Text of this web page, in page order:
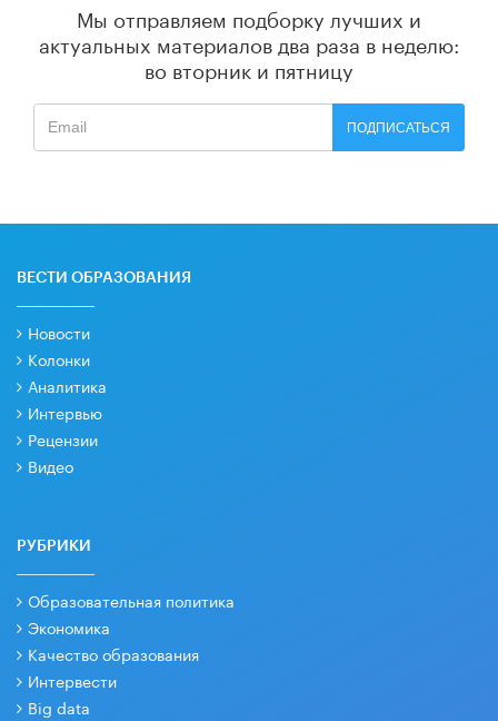
Мы отправляем подборку лучших и
актуальных материалов два раза в неделю:
во вторник и пятницу
ПОДПИСАТЬСЯ
ВЕСТИ ОБРАЗОВАНИЯ
Новости
Колонки
Аналитика
Интервью
Рецензии
Видео
РУБРИКИ
Образовательная политика
Экономика
Качество образования
Интервести
Big data